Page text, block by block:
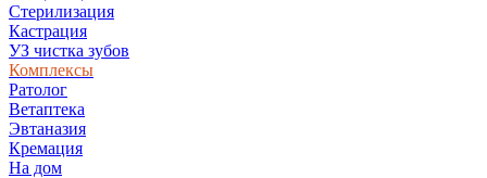
Стерилизация
Кастрация
УЗ чистка зубов
Комплексы
Ратолог
Ветаптека
Эвтаназия
Кремация
На дом